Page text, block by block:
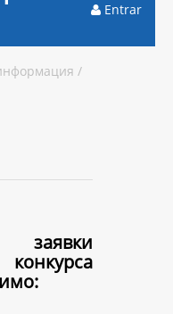
Entrar
/